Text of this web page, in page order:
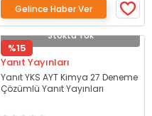
Gelince Haber Ver
Stokta Yok
%15
Yanıt Yayınları
Yanıt YKS AYT Kimya 27 Deneme
Çözümlü Yanıt Yayınları